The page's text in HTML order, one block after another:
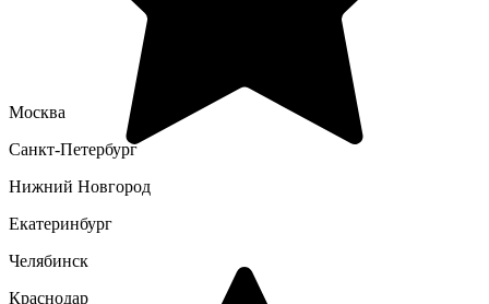
Москва
Санкт-Петербург
Нижний Новгород
Екатеринбург
Челябинск
Краснодар